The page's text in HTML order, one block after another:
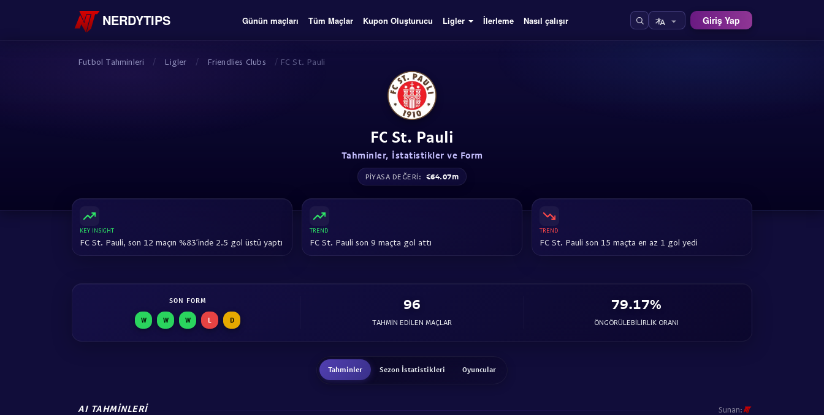
NERDYTIPS Günün maçları Tüm Maçlar Kupon Oluşturucu Ligler İlerleme Nasıl çalışır Giriş Yap
Futbol Tahminleri / Ligler / Friendlies Clubs / FC St. Pauli
FC St. Pauli
Tahminler, İstatistikler ve Form
PIYASA DEĞERI: €64.07m
KEY INSIGHT
FC St. Pauli, son 12 maçın %83’inde 2.5 gol üstü yaptı
TREND
FC St. Pauli son 9 maçta gol attı
TREND
FC St. Pauli son 15 maçta en az 1 gol yedi
SON FORM
W W W L D
96
TAHMIN EDILEN MAÇLAR
79.17%
ÖNGÖRÜLEBILIRLIK ORANI
Tahminler Sezon İstatistikleri Oyuncular
AI TAHMINLERI Sunan: